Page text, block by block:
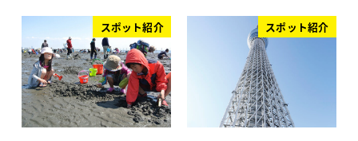
スポット紹介 スポット紹介